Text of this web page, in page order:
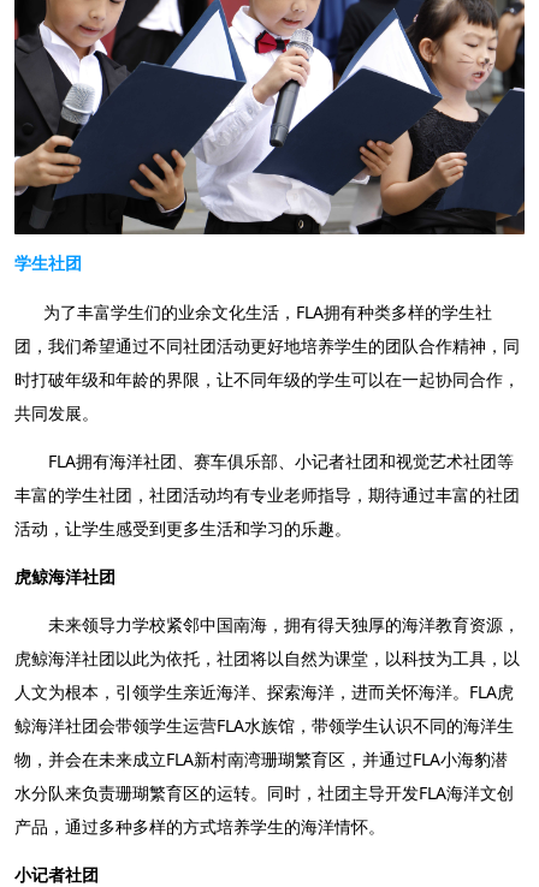
学生社团
为了丰富学生们的业余文化生活，FLA拥有种类多样的学生社
团，我们希望通过不同社团活动更好地培养学生的团队合作精神，同
时打破年级和年龄的界限，让不同年级的学生可以在一起协同合作，
共同发展。
FLA拥有海洋社团、赛车俱乐部、小记者社团和视觉艺术社团等
丰富的学生社团，社团活动均有专业老师指导，期待通过丰富的社团
活动，让学生感受到更多生活和学习的乐趣。
虎鲸海洋社团
未来领导力学校紧邻中国南海，拥有得天独厚的海洋教育资源，
虎鲸海洋社团以此为依托，社团将以自然为课堂，以科技为工具，以
人文为根本，引领学生亲近海洋、探索海洋，进而关怀海洋。FLA虎
鲸海洋社团会带领学生运营FLA水族馆，带领学生认识不同的海洋生
物，并会在未来成立FLA新村南湾珊瑚繁育区，并通过FLA小海豹潜
水分队来负责珊瑚繁育区的运转。同时，社团主导开发FLA海洋文创
产品，通过多种多样的方式培养学生的海洋情怀。
小记者社团